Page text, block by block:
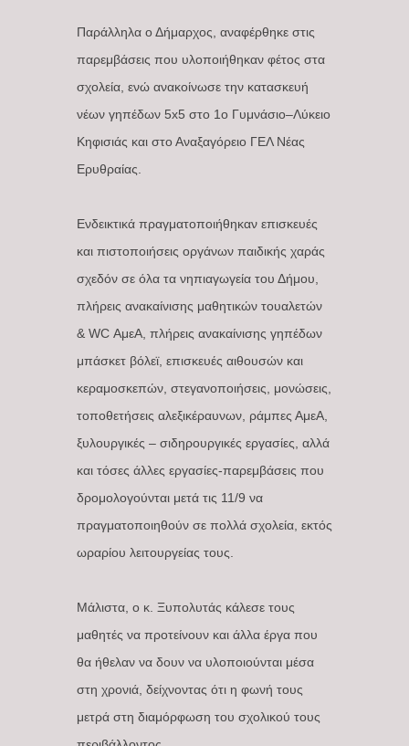
Παράλληλα ο Δήμαρχος, αναφέρθηκε στις
παρεμβάσεις που υλοποιήθηκαν φέτος στα
σχολεία, ενώ ανακοίνωσε την κατασκευή
νέων γηπέδων 5x5 στο 1ο Γυμνάσιο–Λύκειο
Κηφισιάς και στο Αναξαγόρειο ΓΕΛ Νέας
Ερυθραίας.
Ενδεικτικά πραγματοποιήθηκαν επισκευές
και πιστοποιήσεις οργάνων παιδικής χαράς
σχεδόν σε όλα τα νηπιαγωγεία του Δήμου,
πλήρεις ανακαίνισης μαθητικών τουαλετών
& WC ΑμεΑ, πλήρεις ανακαίνισης γηπέδων
μπάσκετ βόλεϊ, επισκευές αιθουσών και
κεραμοσκεπών, στεγανοποιήσεις, μονώσεις,
τοποθετήσεις αλεξικέραυνων, ράμπες ΑμεΑ,
ξυλουργικές – σιδηρουργικές εργασίες, αλλά
και τόσες άλλες εργασίες-παρεμβάσεις που
δρομολογούνται μετά τις 11/9 να
πραγματοποιηθούν σε πολλά σχολεία, εκτός
ωραρίου λειτουργείας τους.
Μάλιστα, ο κ. Ξυπολυτάς κάλεσε τους
μαθητές να προτείνουν και άλλα έργα που
θα ήθελαν να δουν να υλοποιούνται μέσα
στη χρονιά, δείχνοντας ότι η φωνή τους
μετρά στη διαμόρφωση του σχολικού τους